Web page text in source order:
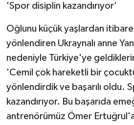
'Spor disiplin kazandırıyor'
Oğlunu küçük yaşlardan
yönlendiren Ukraynalı anne
nedeniyle Türkiye'ye
'Cemil çok hareketli bir
yönlendirdik ve başarılı oldu.
kazandırıyor. Bu başarıda
antrenörümüz Ömer